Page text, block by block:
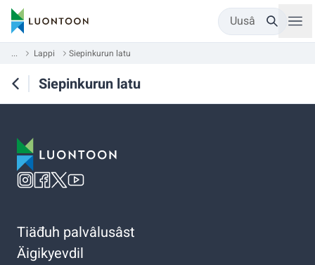
Uusâ
... Lappi Siepinkurun latu
Siepinkurun latu
Tiäđuh palvâlusâst
Äigikyevdil